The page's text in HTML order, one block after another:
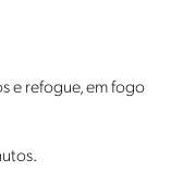
e refogue, em fogo